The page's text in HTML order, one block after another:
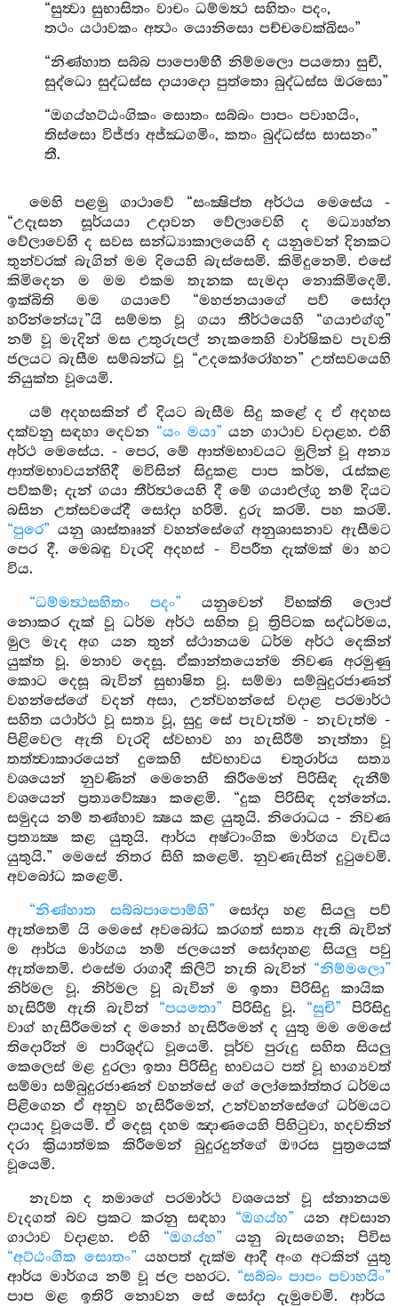
“සුත්‍වා සුභාසිතං වාචං ධම්මත්‍ථ සහිතං පදං,
තථං යථාවකං අත්‍ථං යොනිසො පච්චවෙක්ඛිසං”
“නිණ්හාත සබ්බ පාපොම්හී නිම්මලො පයතො සුචී,
සුද්ධො සුද්ධස්ස දායාදො පුත්තො බුද්ධස්ස ඔරසො”
“ඔගය්හට්ඨංගිකං සොතං සබ්බං පාපං පවාහයිං,
තිස්සො විජ්ජා අජ්ඣගමිං, කතං බුද්ධස්ස සාසනං”
තී.
මෙහි පළමු ගාථාවේ “සංක්‍ෂිප්ත අර්ථය මෙසේය -
“උදෑසන සූර්යයා උදාවන වේලාවෙහි ද මධ්‍යාහ්න
වේලාවෙහි ද සවස සන්ධ්‍යාකාලයෙහි ද යනුවෙන් දිනකට
තුන්වරක් බැගින් මම දියෙහි බැස්සෙමි. කිමිදුනෙමි. එසේ
කිමිදෙන ම මම එකම තැනක සැමදා නොකිමිදෙමි.
ඉක්බිති මම ගයාවේ “මහජනයාගේ පව් සෝදා
හරින්නේයැ”යි සම්මත වූ ගයා තීර්ථයෙහි “ගයාඑග්ගු”
නම් වූ මැදින් මස උතුරුපල් නැකතෙහි වාර්ෂිකව පැවති
ජලයට බැසීම සම්බන්ධ වූ “උදකෝරෝහන” උත්සවයෙහි
නියුක්ත වූයෙමි.
යම් අදහසකින් ඒ දියට බැසීම සිදු කළේ ද ඒ අදහස
දක්වනු සඳහා දෙවන “යං මයා” යන ගාථාව වදාළහ. එහි
අර්ථ මෙසේය. - පෙර, මේ ආත්මභාවයට මුලින් වූ අන්‍ය
ආත්මභාවයන්හිදී මවිසින් සිදුකළ පාප කර්ම, රැස්කළ
පව්කම්; දැන් ගයා තීර්ත්‍ථයෙහි දී මේ ගයාඑල්ගු නම් දියට
බසින උත්සවයේදී සෝදා හරිමි. දුරු කරමි. පහ කරමි.
“පුරෙ” යනු ශාස්තෲන් වහන්සේගේ අනුශාසනාව ඇසීමට
පෙර දී. මෙබඳු වැරදි අදහස් - විපරීත දැක්මක් මා හට
විය.
“ධම්මත්‍ථසහිතං පදං” යනුවෙන් විභක්ති ලොප්
නොකර දැක් වූ ධර්ම අර්ථ සහිත වූ ත්‍රිපිටක සද්ධර්මය,
මුල මැද අග යන තුන් ස්ථානයම ධර්ම අර්ථ දෙකින්
යුක්ත වූ. මනාව දෙසූ. ඒකාන්තයෙන්ම නිවණ අරමුණු
කොට දෙසූ බැවින් සුභාෂිත වූ. සම්මා සම්බුදුරජාණන්
වහන්සේගේ වදන් අසා, උන්වහන්සේ වදාළ පරමාර්ථ
සහිත යථාර්ථ වූ සත්‍ය වූ, සුදු සේ පැවැත්ම - නැවැත්ම -
පිළිවෙල ඇති වැරදි ස්වභාව හා හැසිරීම් නැත්තා වූ
තත්ත්‍වාකාරයෙන් දුකෙහි ස්වභාවය චතුරාර්ය සත්‍ය
වශයෙන් නුවණින් මෙනෙහි කිරීමෙන් පිරිසිඳ දැනීම්
වශයෙන් ප්‍රත්‍යවේක්‍ෂා කළෙමි. “දුක පිරිසිඳ දන්නේය.
සමුදය නම් තණ්හාව ක්‍ෂය කළ යුතුයි. නිරොධය - නිවණ
ප්‍රත්‍යක්‍ෂ කළ යුතුයි. ආර්ය අෂ්ටාංගික මාර්ගය වැඩිය
යුතුයි.” මෙසේ නිතර සිහි කළෙමි. නුවණැසින් දුටුවෙමි.
අවබෝධ කළෙමි.
“නිණ්හාත සබ්බපාපොම්හි” සෝදා හළ සියලු පව්
ඇත්තෙමි යි මෙසේ අවබෝධ කරගත් සත්‍ය ඇති බැවින්
ම ආර්ය මාර්ගය නම් ජලයෙන් සෝදාහළ සියලු පවු
ඇත්තෙමි. එසේම රාගාදී කිලිටි නැති බැවින් “නිම්මලො”
නිර්මල වූ. නිර්මල වූ බැවින් ම ඉතා පිරිසිදු කායික
හැසිරීම් ඇති බැවින් “පයතො” පිරිසිදු වූ. “සුචි”පිරිසිදු
වාග් හැසිරීමෙන් ද මනෝ හැසිරීමෙන් ද යුතු මම මෙසේ
තිදොරින් ම පාරිශුද්ධ වූයෙමි. පූර්ව පුරුදු සහිත සියලු
කෙලෙස් මළ දුරලා ඉතා පිරිසිදු භාවයට පත් වූ භාග්‍යවත්
සම්මා සම්බුදුරජාණන් වහන්සේ ගේ ලෝකෝත්තර ධර්මය
පිළිගෙන ඒ අනුව හැසිරීමෙන්, උන්වහන්සේගේ ධර්මයට
දායාද වූයෙමි. ඒ දෙසූ දහම ඤාණයෙහි පිහිටුවා, හදවතින්
දරා ක්‍රියාත්මක කිරීමෙන් බුදුරදුන්ගේ ඖරස පුත්‍රයෙක්
වූයෙමි.
නැවත ද තමාගේ පරමාර්ථ වශයෙන් වූ ස්නානයම
වැදගත් බව ප්‍රකට කරනු සඳහා “ඔගය්හ” යන අවසාන
ගාථාව වදාළහ. එහි “ඔගය්හ” යනු බැසගෙන; පිවිස
“අට්ඨංගික සොතං” යහපත් දැක්ම ආදී අංග අටකින් යුතු
ආර්ය මාර්ගය නම් වූ ජල පහරට. “සබ්බං පාපං පවාහයිං”
පාප මළ ඉතිරි නොවන සේ සෝදා දැමුවෙමි. ආර්ය